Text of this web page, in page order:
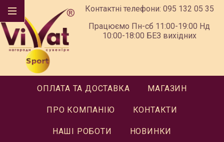
Контактні телефони: 095 132 05 35
Працюємо Пн-сб 11:00-19:00 Нд
10:00-18:00 БЕЗ вихідних
ОПЛАТА ТА ДОСТАВКА МАГАЗИН
ПРО КОМПАНІЮ КОНТАКТИ
НАШІ РОБОТИ НОВИНКИ